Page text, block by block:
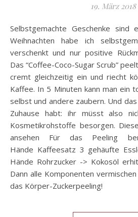
19. März 2018
Selbstgemachte Geschenke sind einfach wunderbar. Zu
Weihnachten habe ich
verschenkt und nur positive
Das “Coffee-Coco-Sugar Scrub”
cremt gleichzeitig ein und riecht
Kaffee. In 5 Minuten kann man ein
selbst und andere zaubern. Und
Zuhause habt: ihr müsst also
Kosmetikrohstoffe besorgen.
ansehen Für das Peeling
Hände Kaffeesatz 3 gehäufte
Hände Rohrzucker -> Kokosöl
Dann alle Komponenten
das Körper-Zuckerpeeling!